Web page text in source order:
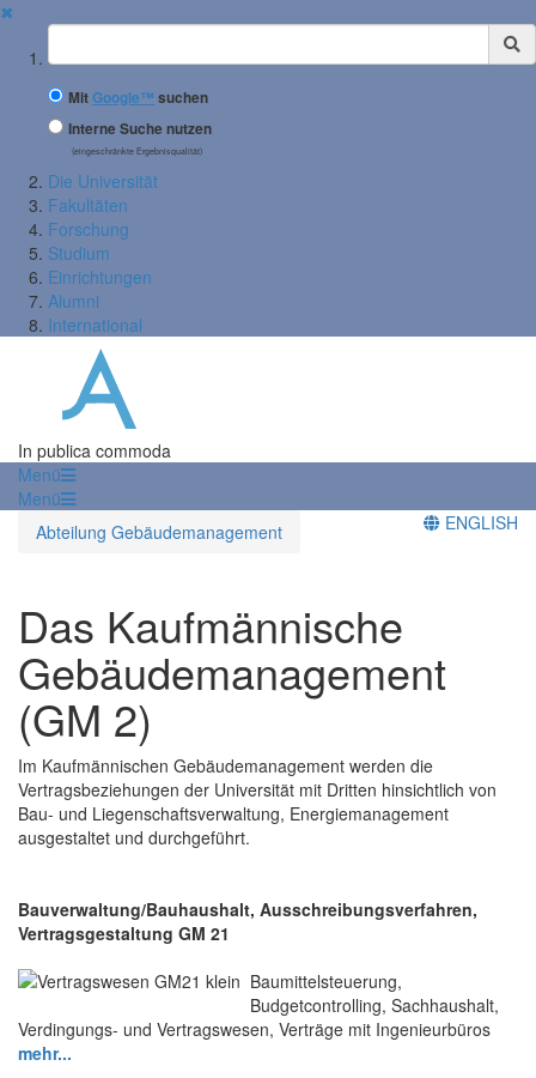
✖
Suchbegriff
MitGoogle™ suchen
Interne Suche nutzen
(eingeschränkte Ergebnisqualität)
Die Universität
Fakultäten
Forschung
Studium
Einrichtungen
Alumni
International
In publica commoda
Menü
Menü
Abteilung Gebäudemanagement
ENGLISH
Das Kaufmännische
Gebäudemanagement
(GM 2)
Im Kaufmännischen Gebäudemanagement werden die
Vertragsbeziehungen der Universität mit Dritten hinsichtlich von
Bau- und Liegenschaftsverwaltung, Energiemanagement
ausgestaltet und durchgeführt.
Bauverwaltung/Bauhaushalt, Ausschreibungsverfahren,
Vertragsgestaltung GM 21
Baumittelsteuerung,
Budgetcontrolling, Sachhaushalt,
Verdingungs- und Vertragswesen, Verträge mit Ingenieurbüros
mehr...